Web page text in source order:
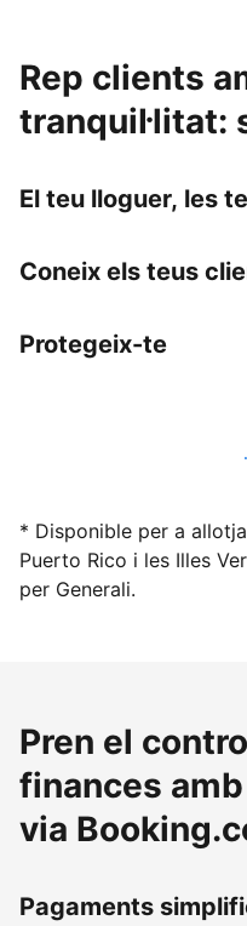
Rep clients
tranquil·litat:
El teu lloguer, les
Coneix els teus
Protegeix-te
Lloga l'allotjament
* Disponible per a
Puerto Rico i les Illes
per Generali.
Pren el
finances
via
Pagaments